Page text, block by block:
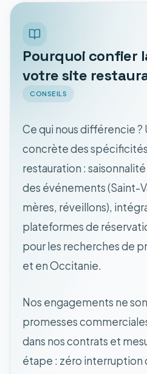
Pourquoi confier
votre site
CONSEILS
Ce qui nous différencie ?
concrète des
restauration :
des événements (Saint-
mères, réveillons),
plateformes de
pour les recherches de
et en Occitanie.
Nos engagements ne
promesses
dans nos contrats et
étape : zéro interruption